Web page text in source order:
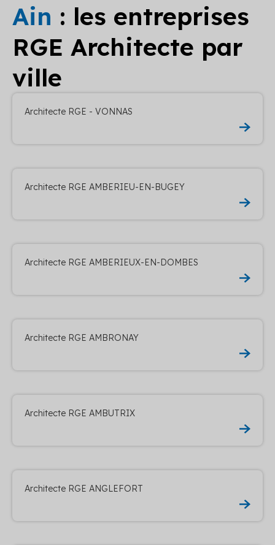
Ain : les entreprises
RGE Architecte par
ville
Architecte RGE - VONNAS
Architecte RGE AMBERIEU-EN-BUGEY
Architecte RGE AMBERIEUX-EN-DOMBES
Architecte RGE AMBRONAY
Architecte RGE AMBUTRIX
Architecte RGE ANGLEFORT